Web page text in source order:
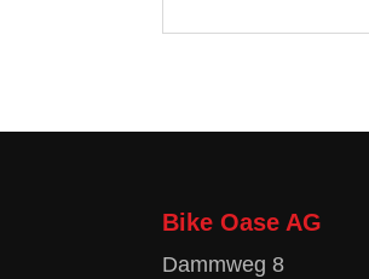
Bike Oase AG
Dammweg 8